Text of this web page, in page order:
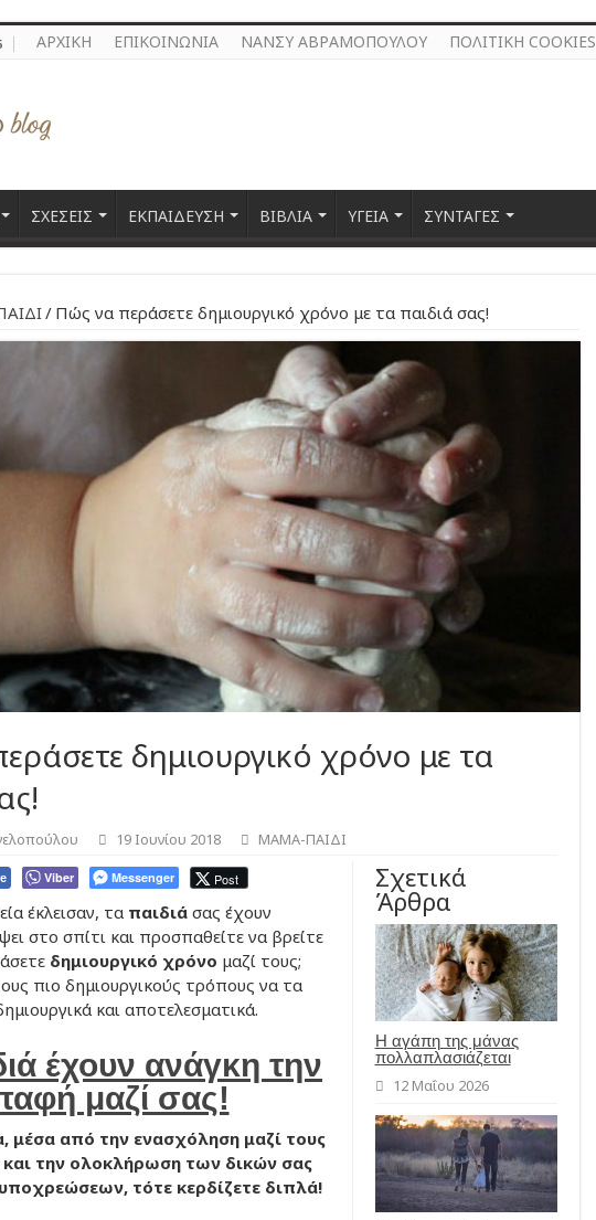
ΑΡΧΙΚΗ ΕΠΙΚΟΙΝΩΝΙΑ ΝΑΝΣΥ ΑΒΡΑΜΟΠΟΥΛΟΥ ΠΟΛΙΤΙΚΗ COOKIES
ΣΧΕΣΕΙΣ ΕΚΠΑΙΔΕΥΣΗ ΒΙΒΛΙΑ ΥΓΕΙΑ ΣΥΝΤΑΓΕΣ
/ Πώς να περάσετε δημιουργικό χρόνο με τα παιδιά σας!
δημιουργικό χρόνο με τα
19 Ιουνίου 2018 ΜΑΜΑ-ΠΑΙΔΙ
Σχετικά
Άρθρα
Η αγάπη της μάνας
πολλαπλασιάζεται
12 Μαΐου 2026
Viber Messenger Post
έκλεισαν, ταπαιδιάσας έχουν
στο σπίτι και προσπαθείτε να βρείτε
δημιουργικό χρόνο μαζί τους;
πιο δημιουργικούς τρόπους να τα
και αποτελεσματικά.
έχουν ανάγκη την
μαζί σας!
μέσα από την ενασχόληση μαζί τους
και την ολοκλήρωση των δικών σας
τότε κερδίζετε διπλά!